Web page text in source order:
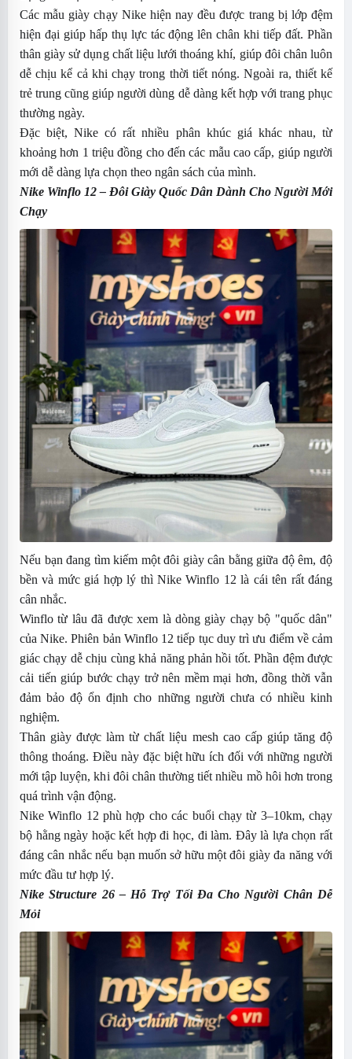
Các mẫu giày chạy Nike hiện nay đều được trang bị lớp đệm
hiện đại giúp hấp thụ lực tác động lên chân khi tiếp đất. Phần
thân giày sử dụng chất liệu lưới thoáng khí, giúp đôi chân luôn
dễ chịu kể cả khi chạy trong thời tiết nóng. Ngoài ra, thiết kế
trẻ trung cũng giúp người dùng dễ dàng kết hợp với trang phục
thường ngày.
Đặc biệt, Nike có rất nhiều phân khúc giá khác nhau, từ
khoảng hơn 1 triệu đồng cho đến các mẫu cao cấp, giúp người
mới dễ dàng lựa chọn theo ngân sách của mình.
Nike Winflo 12– Đôi Giày Quốc Dân Dành Cho Người Mới
Chạy
Nếu bạn đang tìm kiếm một đôi giày cân bằng giữa độ êm, độ
bền và mức giá hợp lý thì Nike Winflo 12 là cái tên rất đáng
cân nhắc.
Winflo từ lâu đã được xem là dòng giày chạy bộ "quốc dân"
của Nike. Phiên bản Winflo 12 tiếp tục duy trì ưu điểm về cảm
giác chạy dễ chịu cùng khả năng phản hồi tốt. Phần đệm được
cải tiến giúp bước chạy trở nên mềm mại hơn, đồng thời vẫn
đảm bảo độ ổn định cho những người chưa có nhiều kinh
nghiệm.
Thân giày được làm từ chất liệu mesh cao cấp giúp tăng độ
thông thoáng. Điều này đặc biệt hữu ích đối với những người
mới tập luyện, khi đôi chân thường tiết nhiều mồ hôi hơn trong
quá trình vận động.
Nike Winflo 12 phù hợp cho các buổi chạy từ 3–10km, chạy
bộ hằng ngày hoặc kết hợp đi học, đi làm. Đây là lựa chọn rất
đáng cân nhắc nếu bạn muốn sở hữu một đôi giày đa năng với
mức đầu tư hợp lý.
Nike Structure 26– Hỗ Trợ Tối Đa Cho Người Chân Dễ
Mỏi